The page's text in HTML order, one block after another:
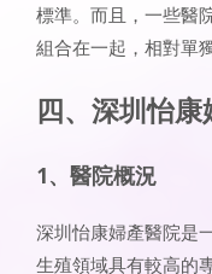
標準。而且，一些醫
組合在一起，相對單
四、深圳怡
​​1、醫院概況​​
深圳怡康婦產醫院是
生殖領域具有較高的